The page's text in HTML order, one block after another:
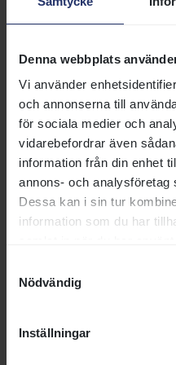
Denna webbplats
Vi använder
och annonserna till
för sociala medier och
vidarebefordrar även
information från din enhet
annons- och analysföretag
Dessa kan i sin tur
information som du har
Nödvändig
Inställningar
Lopp 5
Ryttare
1 ALGHALIB (IRE) Stott
2
3 WASP (IRE)
5 FLYING DIAMOND